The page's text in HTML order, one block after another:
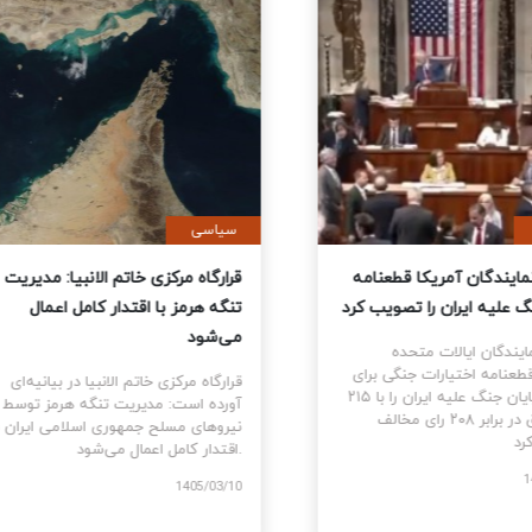
آمریکا قطعنامه
جنگ علیه ایران را تصویب کرد
ایالات متحده
قطعنامه اختیارات جنگی برای
رای موافق در برابر ۲۰۸ رای مخالف
سیاسی
قرارگاه مرکزی خاتم الانبیا:
تنگه هرمز با اقتدار کامل اعمال
می‌شود
قرارگاه مرکزی خاتم الانبیا در
آورده است: مدیریت تنگه هرمز
نیروهای مسلح جمهوری اسلامی
اقتدار کامل اعمال می‌شود.
1405/03/10